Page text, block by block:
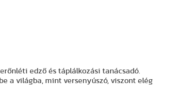
edző és táplálkozási tanácsadó.
a világba, mint versenyúszó, viszont elég